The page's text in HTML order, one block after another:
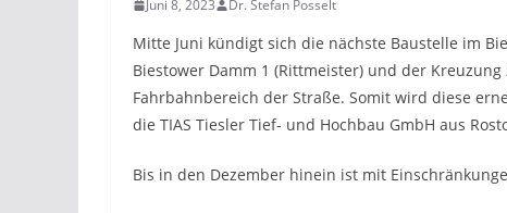
Juni 8, 2023 Dr. Stefan Posselt
Mitte Juni kündigt sich die nächste Baustelle im
Biestower Damm 1 (Rittmeister) und der
Fahrbahnbereich der Straße. Somit wird diese
die TIAS Tiesler Tief- und Hochbau GmbH aus
Bis in den Dezember hinein ist mit